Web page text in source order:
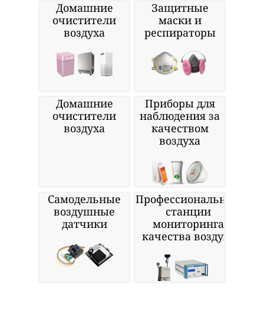
Домашние
очистители
воздуха
Защитные
маски и
респираторы
Домашние
очистители
воздуха
Приборы для
наблюдения за
качеством
воздуха
Самодельные
воздушные
датчики
Профессиональные
станции
мониторинга
качества воздуха